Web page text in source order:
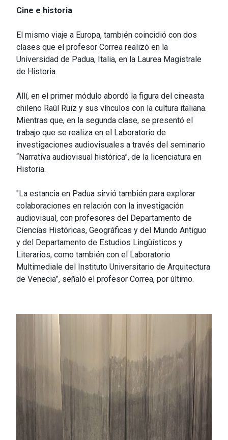
Cine e historia
El mismo viaje a Europa, también coincidió con dos
clases que el profesor Correa realizó en la
Universidad de Padua, Italia, en la Laurea Magistrale
de Historia.
Allí, en el primer módulo abordó la figura del cineasta
chileno Raúl Ruiz y sus vínculos con la cultura italiana.
Mientras que, en la segunda clase, se presentó el
trabajo que se realiza en el Laboratorio de
investigaciones audiovisuales a través del seminario
“Narrativa audiovisual histórica”, de la licenciatura en
Historia.
"La estancia en Padua sirvió también para explorar
colaboraciones en relación con la investigación
audiovisual, con profesores del Departamento de
Ciencias Históricas, Geográficas y del Mundo Antiguo
y del Departamento de Estudios Lingüísticos y
Literarios, como también con el Laboratorio
Multimediale del Instituto Universitario de Arquitectura
de Venecia”, señaló el profesor Correa, por último.